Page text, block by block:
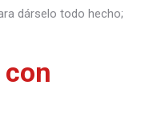
dárselo todo hecho;